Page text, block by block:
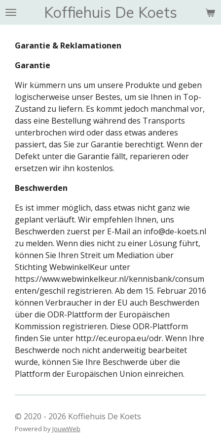
Ga
Koffiehuis De Koets
Garantie & Reklamationen
Garantie
Wir kümmern uns um unsere Produkte und geben
logischerweise unser Bestes, um sie Ihnen in Top-
Zustand zu liefern. Es kommt jedoch manchmal vor,
dass eine Bestellung während des Transports
unterbrochen wird oder dass etwas anderes
passiert, das Sie zur Garantie berechtigt. Wenn der
Defekt unter die Garantie fällt, reparieren oder
ersetzen wir ihn kostenlos.
Beschwerden
Es ist immer möglich, dass etwas nicht ganz wie
geplant verläuft. Wir empfehlen Ihnen, uns
Beschwerden zuerst per E-Mail an info@de-koets.nl
zu melden. Wenn dies nicht zu einer Lösung führt,
können Sie Ihren Streit um Mediation über
Stichting WebwinkelKeur unter
https://www.webwinkelkeur.nl/kennisbank/consum
enten/geschil registrieren. Ab dem 15. Februar 2016
können Verbraucher in der EU auch Beschwerden
über die ODR-Plattform der Europäischen
Kommission registrieren. Diese ODR-Plattform
finden Sie unter http://ec.europa.eu/odr. Wenn Ihre
Beschwerde noch nicht anderweitig bearbeitet
wurde, können Sie Ihre Beschwerde über die
Plattform der Europäischen Union einreichen.
© 2020 - 2026 Koffiehuis De Koets
Powered by JouwWeb